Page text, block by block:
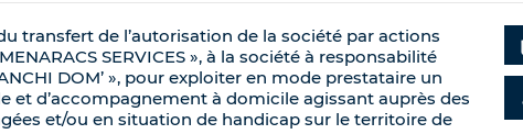
transfert de l’autorisation de la société par actions
SERVICES », à la société à responsabilité
DOM’ », pour exploiter en mode prestataire un
et d’accompagnement à domicile agissant auprès des
et/ou en situation de handicap sur le territoire de